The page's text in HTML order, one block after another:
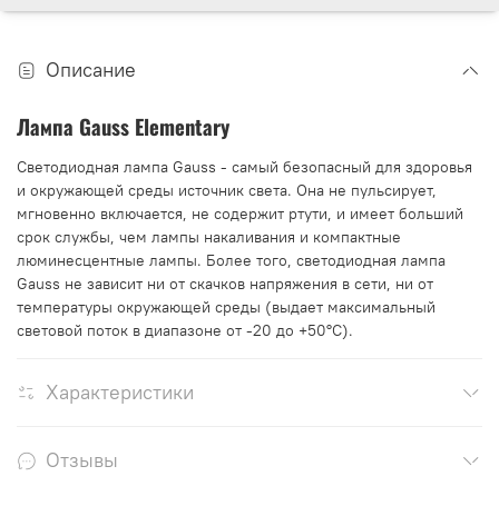
Описание
Лампа Gauss Elementary
Светодиодная лампа Gauss - самый безопасный для здоровья
и окружающей среды источник света. Она не пульсирует,
мгновенно включается, не содержит ртути, и имеет больший
срок службы, чем лампы накаливания и компактные
люминесцентные лампы. Более того, светодиодная лампа
Gauss не зависит ни от скачков напряжения в сети, ни от
температуры окружающей среды (выдает максимальный
световой поток в диапазоне от -20 до +50°С).
Характеристики
Отзывы